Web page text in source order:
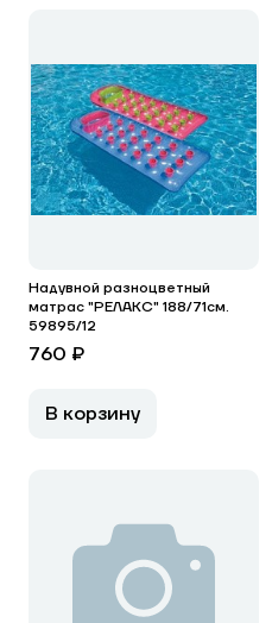
Надувной разноцветный
матрас "РЕЛАКС" 188/71см.
59895/12
760 ₽
В корзину